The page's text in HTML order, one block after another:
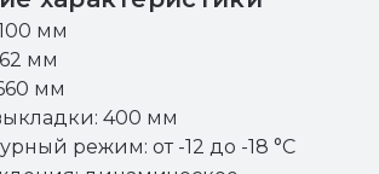
мм
мм
мм
400 мм
режим: от -12 до -18 °С